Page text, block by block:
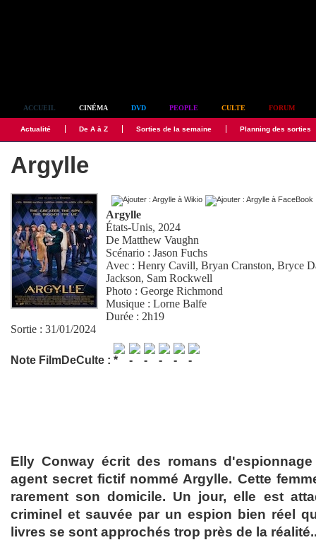
ACCUEIL CINÉMA DVD PEOPLE CULTE FORUM
Actualité De A à Z Sorties de la semaine Planning des sorties
Argylle
Argylle
États-Unis, 2024
DeMatthew Vaughn
Scénario :Jason Fuchs
Avec :Henry Cavill,Bryan Cranston,Bryce
Jackson, Sam Rockwell
Photo :George Richmond
Musique :Lorne Balfe
Durée : 2h19
Sortie : 31/01/2024
Note FilmDeCulte :
Elly Conway écrit des romans
agent secret fictif nommé Argylle. Cette
rarement son domicile. Un jour, elle est
criminel et sauvée par un espion bien réel
livres se sont approchés trop près de la